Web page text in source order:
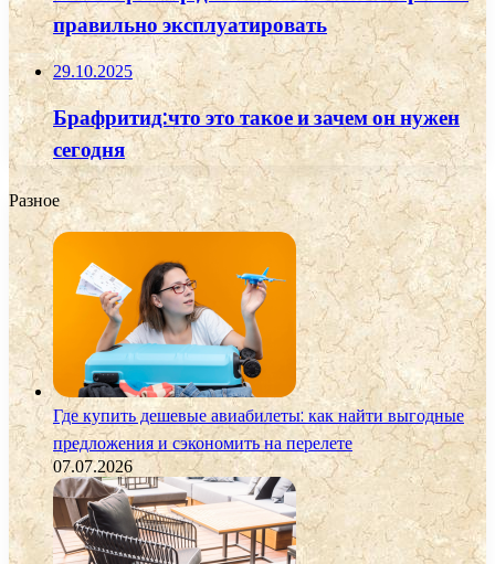
правильно эксплуатировать
29.10.2025
Брафритид:что это такое и зачем он нужен
сегодня
Разное
Где купить дешевые авиабилеты: как найти выгодные
предложения и сэкономить на перелете
07.07.2026